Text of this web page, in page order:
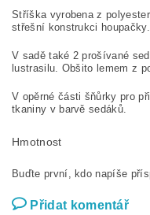
Stříška vyrobena z
střešní konstrukci houpačky.
V sadě také 2 prošívané
lustrasilu. Obšito lemem z
V opěrné části šňůrky pro
tkaniny v barvě sedáků.
Hmotnost
Buďte první, kdo napíše
Přidat komentář